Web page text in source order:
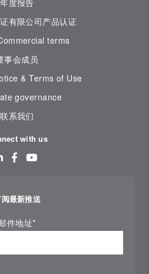
年度报告
有限公司产品认证
terms
事会成员
& Terms of Use
governance
联系我们
with us
最新推送
件地址*